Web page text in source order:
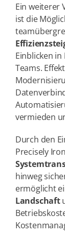
Ein weiterer
ist die
Einblicken in
Teams.
vermieden
Durch den
Precisely
hinweg
ermöglicht
Landschaft